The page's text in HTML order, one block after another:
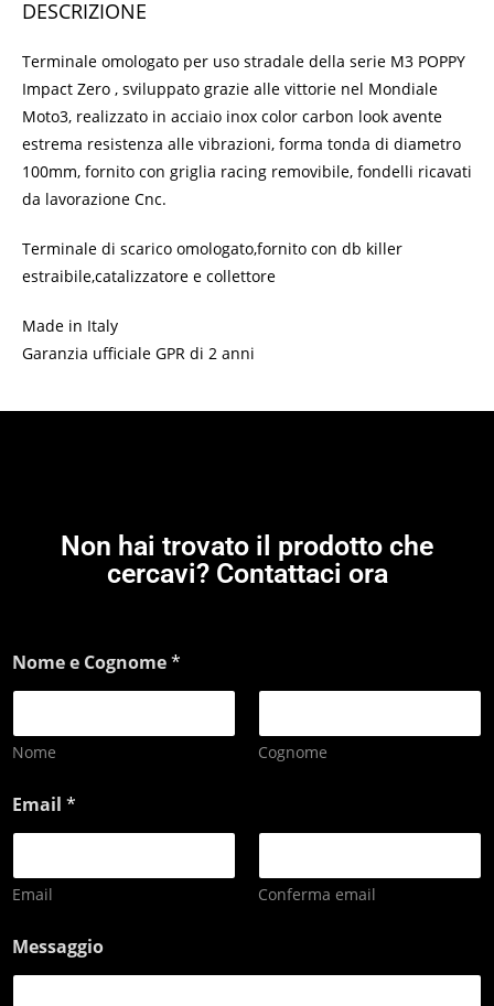
DESCRIZIONE
Terminale omologato per uso stradale della serie M3 POPPY
Impact Zero , sviluppato grazie alle vittorie nel Mondiale
Moto3, realizzato in acciaio inox color carbon look avente
estrema resistenza alle vibrazioni, forma tonda di diametro
100mm, fornito con griglia racing removibile, fondelli ricavati
da lavorazione Cnc.
Terminale di scarico omologato,fornito con db killer
estraibile,catalizzatore e collettore
Made in Italy
Garanzia ufficiale GPR di 2 anni
Non hai trovato il prodotto che
cercavi? Contattaci ora
Nome e Cognome*
Nome Cognome
Email *
Email Conferma email
Messaggio